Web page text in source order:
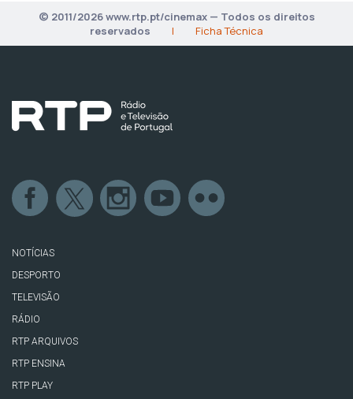
© 2011/2026 www.rtp.pt/cinemax — Todos os direitos
reservados
| Ficha Técnica
NOTÍCIAS
DESPORTO
TELEVISÃO
RÁDIO
RTP ARQUIVOS
RTP ENSINA
RTP PLAY